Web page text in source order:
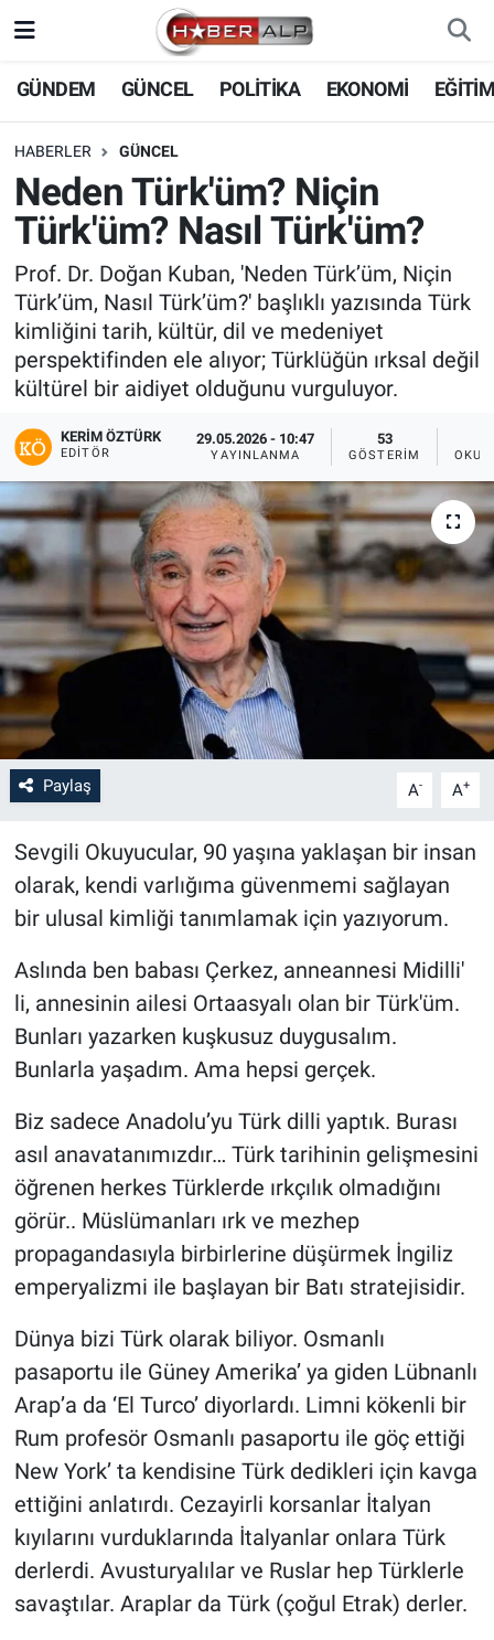
GÜNDEM GÜNCEL POLİTİKA EKONOMİ
HABERLER GÜNCEL
Neden Türk'üm? Niçin
Türk'üm? Nasıl Türk'üm?
Prof. Dr. Doğan Kuban, 'Neden Türk’üm, Niçin
Türk’üm, Nasıl Türk’üm?' başlıklı yazısında Türk
kimliğini tarih, kültür, dil ve medeniyet
perspektifinden ele alıyor; Türklüğün ırksal değil
kültürel bir aidiyet olduğunu vurguluyor.
KERIM ÖZTÜRK
EDITÖR
29.05.2026 - 10:47
YAYINLANMA
53
GÖSTERIM
Paylaş A- A+
Sevgili Okuyucular, 90 yaşına yaklaşan bir insan
olarak, kendi varlığıma güvenmemi sağlayan
bir ulusal kimliği tanımlamak için yazıyorum.
Aslında ben babası Çerkez, anneannesi Midilli'
li, annesinin ailesi Ortaasyalı olan bir Türk'üm.
Bunları yazarken kuşkusuz duygusalım.
Bunlarla yaşadım. Ama hepsi gerçek.
Biz sadece Anadolu’yu Türk dilli yaptık. Burası
asıl anavatanımızdır… Türk tarihinin gelişmesini
öğrenen herkes Türklerde ırkçılık olmadığını
görür.. Müslümanları ırk ve mezhep
propagandasıyla birbirlerine düşürmek İngiliz
emperyalizmi ile başlayan bir Batı stratejisidir.
Dünya bizi Türk olarak biliyor. Osmanlı
pasaportu ile Güney Amerika’ ya giden Lübnanlı
Arap’a da ‘El Turco’ diyorlardı. Limni kökenli bir
Rum profesör Osmanlı pasaportu ile göç ettiği
New York’ ta kendisine Türk dedikleri için kavga
ettiğini anlatırdı. Cezayirli korsanlar İtalyan
kıyılarını vurduklarında İtalyanlar onlara Türk
derlerdi. Avusturyalılar ve Ruslar hep Türklerle
savaştılar. Araplar da Türk (çoğul Etrak) derler.
Nöbetçi Eczaneler
Hava Durumu
Trafik Durumu
Tüm Manşetler
Son Dakika Haberleri